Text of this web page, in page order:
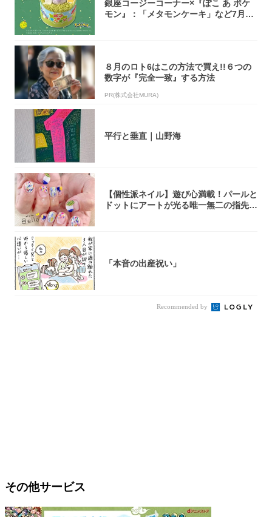
銀座コージーコーナー×『ぽこ あ ポケ
モン』：「メタモンケーキ」など7月31
８月のロト6はこの方法で買え!!６つの
数字が『完全一致』する方法
PR(株式会社MURA)
平行と垂直｜山野海
【個性派ネイル】遊び心満載！パールと
ドットにアートが光る唯一無二の指先が
「本音の出産祝い」
Recommended by
その他サービス